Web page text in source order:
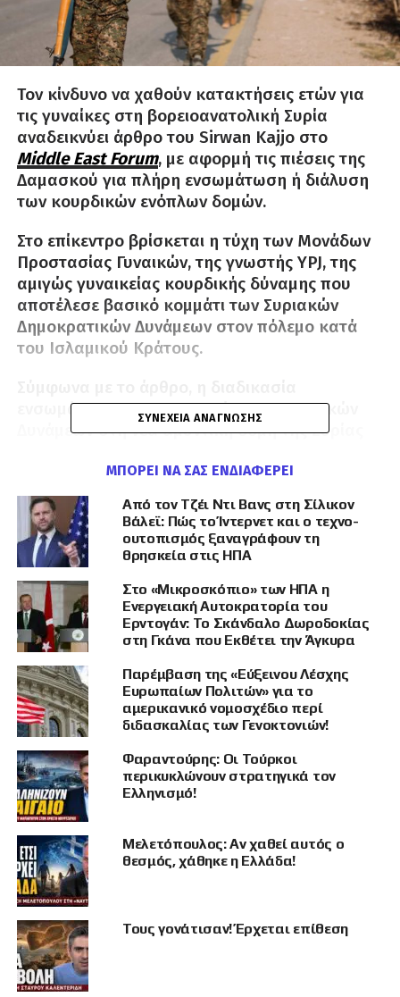
Τον κίνδυνο να χαθούν κατακτήσεις ετών για
τις γυναίκες στη βορειοανατολική Συρία
αναδεικνύει άρθρο του Sirwan Kajjo στο
Middle East Forum, με αφορμή τις πιέσεις της
Δαμασκού για πλήρη ενσωμάτωση ή διάλυση
των κουρδικών ενόπλων δομών.
Στο επίκεντρο βρίσκεται η τύχη των Μονάδων
Προστασίας Γυναικών, της γνωστής YPJ, της
αμιγώς γυναικείας κουρδικής δύναμης που
αποτέλεσε βασικό κομμάτι των Συριακών
Δημοκρατικών Δυνάμεων στον πόλεμο κατά
του Ισλαμικού Κράτους.
ενσωμάτωσης των Συριακών Δημοκρατικών
Δυνάμεων στη νέα αμυντική δομή της Συρίας
υπό την προσωρινή κυβέρνηση του Αχμέντ αλ
Σαράα. Μετά την επίθεση κατά των κουρδικών
δυνάμεων τον Ιανουάριο του 2026, η συριακή
κυβέρνηση συνεχίζει να πιέζει για την πλήρη
διάλυση των πρώην συμμάχων των Ηνωμένων
Πολιτειών.
Το βασικό αγκάθι είναι η YPJ.
Η Δαμασκός, η οποία πλέον ελέγχεται από
ισλαμιστικές δυνάμεις, δεν αποδέχεται την
ένταξη των Κούρδων μαχητριών στον συριακό
στρατό, ούτε καν σε ατομική βάση, παρότι έχει
μαχητών των Συριακών Δημοκρατικών
Δυνάμεων.
Αντί γι’ αυτό, η κυβέρνηση αλ Σαράα προτείνει
την απορρόφηση μελών της YPJ στις τοπικές
αστυνομικές δυνάμεις. Η ηγεσία της κουρδικής
γυναικείας δύναμης απορρίπτει αυτή τη λύση,
θεωρώντας την ουσιαστικά υποβάθμιση και
αποστρατιωτικοποίηση.
Κατά το Middle East Forum, οι διοικητές της
ΣΥΝΈΧΕΙΑ ΑΝΆΓΝΩΣΗΣ
ΜΠΟΡΕΊ ΝΑ ΣΑΣ ΕΝΔΙΑΦΈΡΕΙ
Από τον Τζέι Ντι Βανς στη Σίλικον
Βάλεϊ: Πώς το Ίντερνετ και ο τεχνο-
ουτοπισμός ξαναγράφουν τη
θρησκεία στις ΗΠΑ
Στο «Μικροσκόπιο» των ΗΠΑ η
Ενεργειακή Αυτοκρατορία του
Ερντογάν: Το Σκάνδαλο Δωροδοκίας
στη Γκάνα που Εκθέτει την Άγκυρα
Παρέμβαση της «Εύξεινου Λέσχης
Ευρωπαίων Πολιτών» για το
αμερικανικό νομοσχέδιο περί
διδασκαλίας των Γενοκτονιών!
Φαραντούρης: Οι Τούρκοι
περικυκλώνουν στρατηγικά τον
Ελληνισμό!
Μελετόπουλος: Αν χαθεί αυτός ο
θεσμός, χάθηκε η Ελλάδα!
Τους γονάτισαν! Έρχεται επίθεση